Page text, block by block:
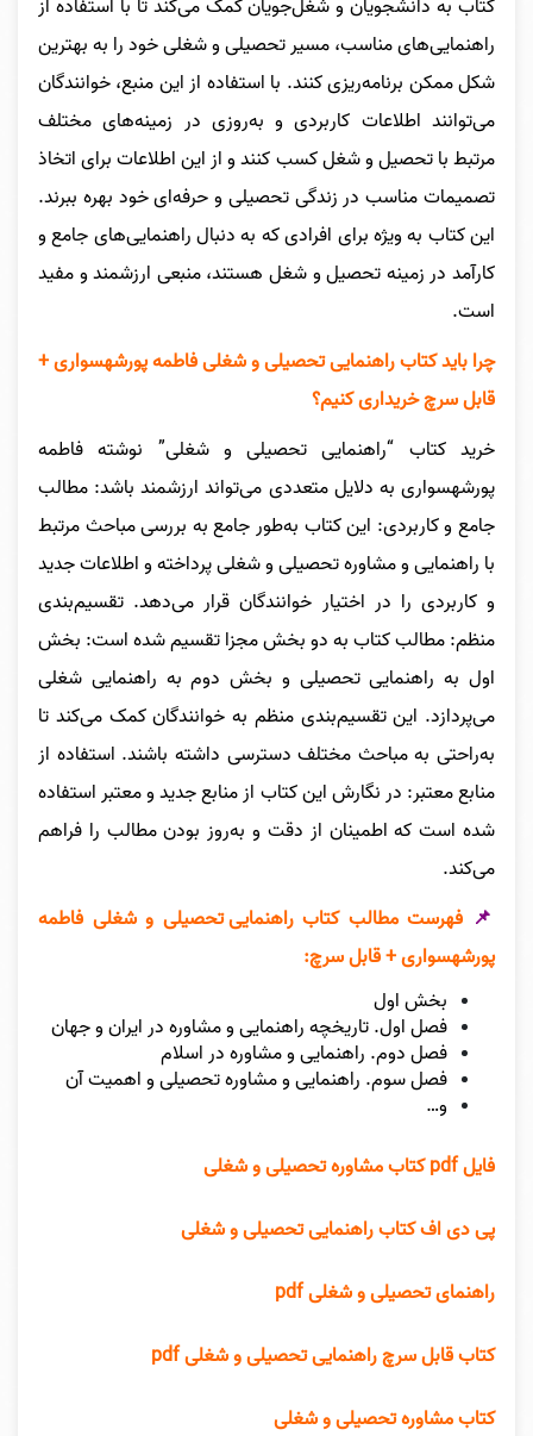
کتاب به دانشجویان و شغل‌جویان کمک می‌کند تا با استفاده از
راهنمایی‌های مناسب، مسیر تحصیلی و شغلی خود را به بهترین
شکل ممکن برنامه‌ریزی کنند. با استفاده از این منبع، خوانندگان
می‌توانند اطلاعات کاربردی و به‌روزی در زمینه‌های مختلف
مرتبط با تحصیل و شغل کسب کنند و از این اطلاعات برای اتخاذ
تصمیمات مناسب در زندگی تحصیلی و حرفه‌ای خود بهره ببرند.
این کتاب به ویژه برای افرادی که به دنبال راهنمایی‌های جامع و
کارآمد در زمینه تحصیل و شغل هستند، منبعی ارزشمند و مفید
است.
چرا باید کتابراهنمایی تحصیلی و شغلی فاطمه پورشهسواری +
قابل سرچخریداری کنیم؟
خرید کتاب “راهنمایی تحصیلی و شغلی” نوشته فاطمه
پورشهسواری به دلایل متعددی می‌تواند ارزشمند باشد: مطالب
جامع و کاربردی: این کتاب به‌طور جامع به بررسی مباحث مرتبط
با راهنمایی و مشاوره تحصیلی و شغلی پرداخته و اطلاعات جدید
و کاربردی را در اختیار خوانندگان قرار می‌دهد. تقسیم‌بندی
منظم: مطالب کتاب به دو بخش مجزا تقسیم شده است: بخش
اول به راهنمایی تحصیلی و بخش دوم به راهنمایی شغلی
می‌پردازد. این تقسیم‌بندی منظم به خوانندگان کمک می‌کند تا
به‌راحتی به مباحث مختلف دسترسی داشته باشند. استفاده از
منابع معتبر: در نگارش این کتاب از منابع جدید و معتبر استفاده
شده است که اطمینان از دقت و به‌روز بودن مطالب را فراهم
می‌کند.
📌 فهرست مطالب کتابراهنمایی تحصیلی و شغلی فاطمه
پورشهسواری + قابل سرچ:
بخش اول
فصل اول. تاریخچه راهنمایی و مشاوره در ایران و جهان
فصل دوم. راهنمایی و مشاوره در اسلام
فصل سوم. راهنمایی و مشاوره تحصیلی و اهمیت آن
و…
فایل pdf کتاب مشاوره تحصیلی و شغلی
پی دی اف کتاب راهنمایی تحصیلی و شغلی
راهنمای تحصیلی و شغلی pdf
کتاب قابل سرچ راهنمایی تحصیلی و شغلی pdf
کتاب مشاوره تحصیلی و شغلی